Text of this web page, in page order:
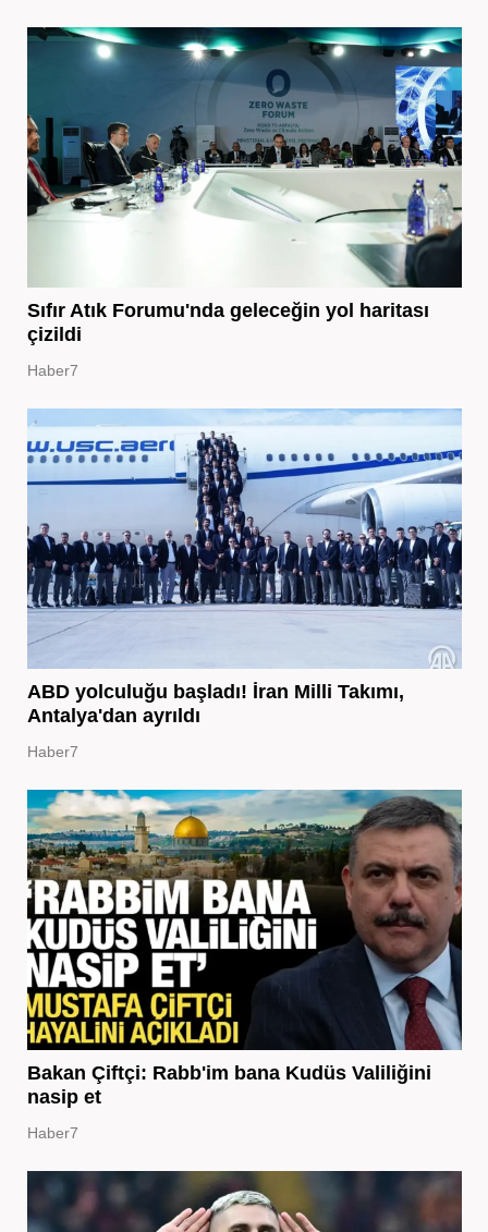
Sıfır Atık Forumu'nda geleceğin yol haritası
çizildi
Haber7
ABD yolculuğu başladı! İran Milli Takımı,
Antalya'dan ayrıldı
Haber7
Bakan Çiftçi: Rabb'im bana Kudüs Valiliğini
nasip et
Haber7